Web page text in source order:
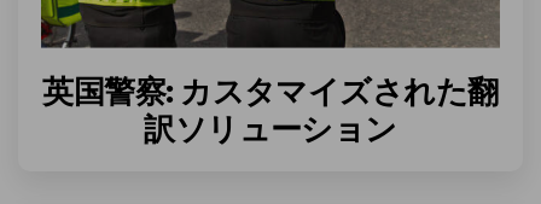
英国警察: カスタマイズされた翻
訳ソリューション